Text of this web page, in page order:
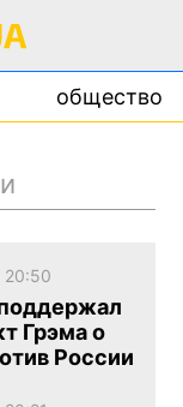
общество
20:50
Грэма о
России